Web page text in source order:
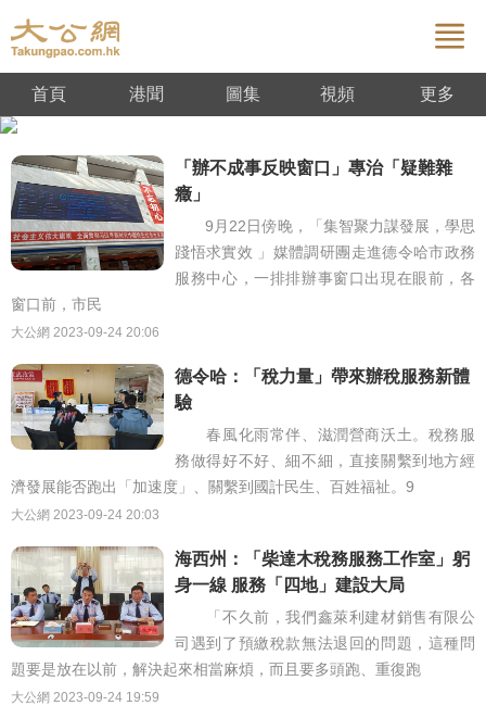
 
首頁 港聞 圖集 視頻 內地
旅遊 體育 娛樂 宗教 國學
更多
「辦不成事反映窗口」專治「疑難雜
癥」
9月22日傍晚，「集智聚力謀發展，學思
踐悟求實效 」媒體調研團走進德令哈市政務
服務中心，一排排辦事窗口出現在眼前，各
窗口前，市民
大公網 2023-09-24 20:06
德令哈：「稅力量」帶來辦稅服務新體
驗
春風化雨常伴、滋潤營商沃土。稅務服
務做得好不好、細不細，直接關繫到地方經
濟發展能否跑出「加速度」、關繫到國計民生、百姓福祉。9
大公網 2023-09-24 20:03
海西州：「柴達木稅務服務工作室」躬
身一線 服務「四地」建設大局
「不久前，我們鑫萊利建材銷售有限公
司遇到了預繳稅款無法退回的問題，這種問
題要是放在以前，解決起來相當麻煩，而且要多頭跑、重復跑
大公網 2023-09-24 19:59